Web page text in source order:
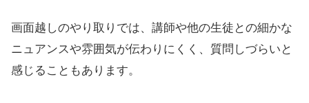
画面越しのやり取りでは、講師や他の生徒との細かな
ニュアンスや雰囲気が伝わりにくく、質問しづらいと
感じることもあります。